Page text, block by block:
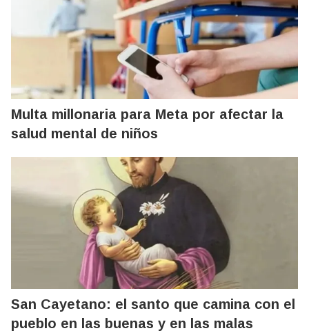
Multa millonaria para Meta por afectar la
salud mental de niños
San Cayetano: el santo que camina con el
pueblo en las buenas y en las malas